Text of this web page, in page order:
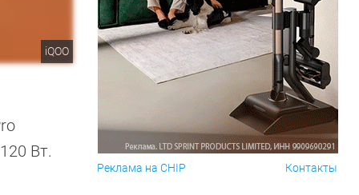
iQOO
Вт.
Реклама на CHIP Контакты